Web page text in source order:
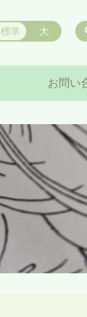
お問い
標準 大